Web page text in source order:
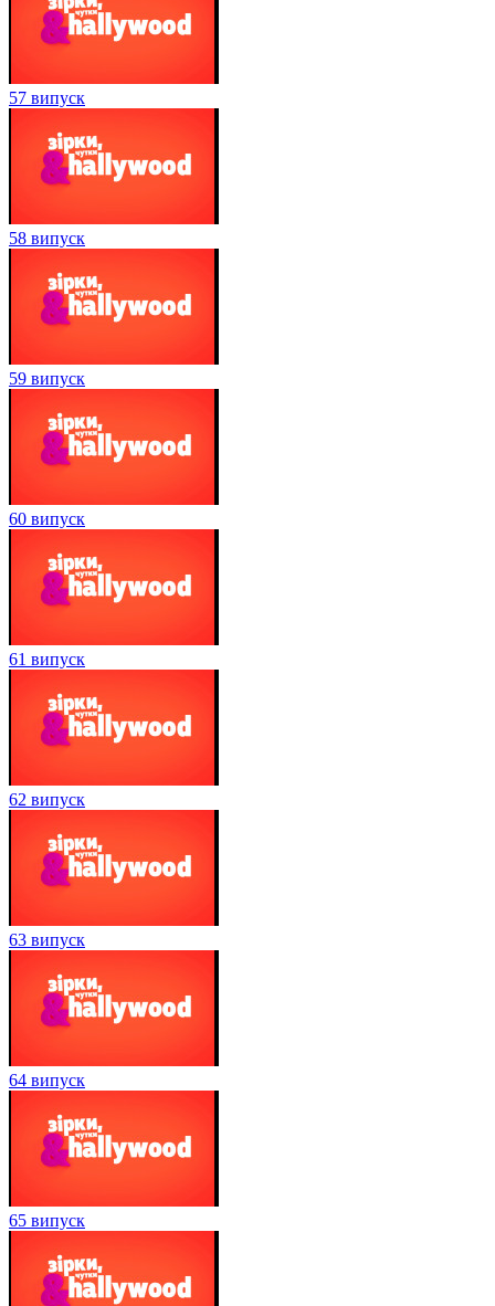
57 випуск
58 випуск
59 випуск
60 випуск
61 випуск
62 випуск
63 випуск
64 випуск
65 випуск